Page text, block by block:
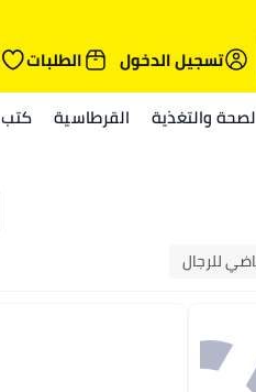
تسجيل الدخول
الطلبات
والتغذية القرطاسية كتب
للرجال